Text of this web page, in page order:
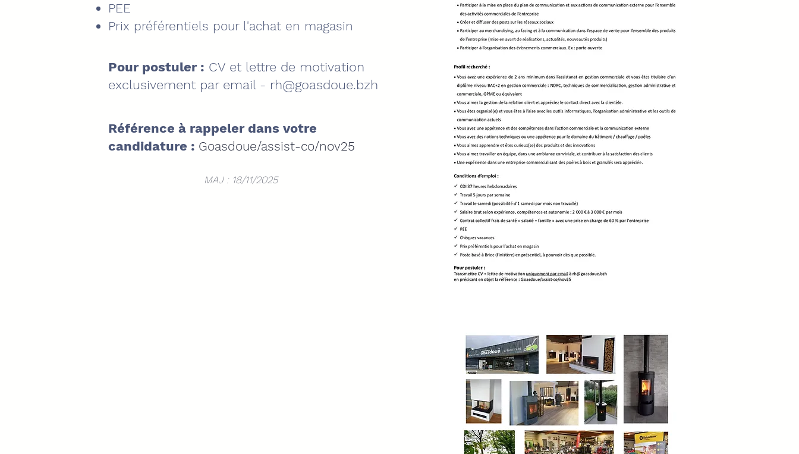
PEE
Prix préférentiels pour l'achat en magasin
Pour postuler : CV et lettre de motivation
exclusivement par email - rh@goasdoue.bzh
Référence à rappeler dans votre
candidature : Goasdoue/assist-co/nov25
MAJ : 18/11/2025